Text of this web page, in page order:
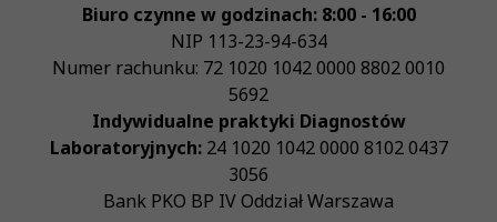
Biuro czynne w godzinach: 8:00 - 16:00
NIP 113-23-94-634
Numer rachunku: 72 1020 1042 0000 8802 0010
5692
Indywidualne praktyki Diagnostów
Laboratoryjnych:24 1020 1042 0000 8102 0437
3056
Bank PKO BP IV Oddział Warszawa